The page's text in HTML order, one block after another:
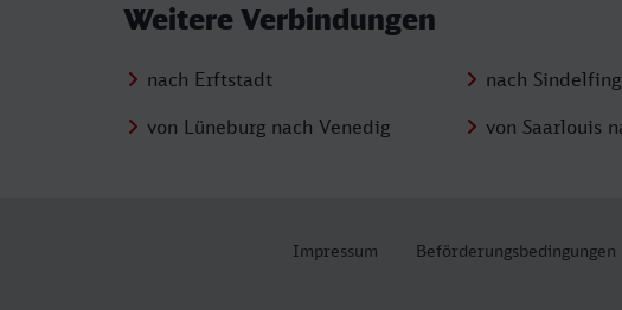
Weitere Verbindungen
nach Erftstadt nach
von Lüneburg nach Venedig
von Saarlouis
Impressum Beförderungsbedingungen